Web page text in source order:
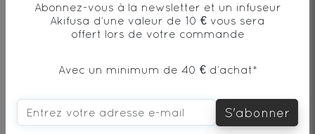
Chai Noir Bio
Abonnez-vous à la newsletter et un infuseur
Akifusa d’une valeur de 10 € vous sera
offert lors de votre commande
Avec un minimum de 40 € d’achat*
S'abonner